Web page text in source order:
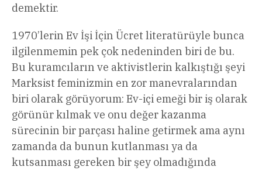
demektir.
1970’lerin Ev İşi İçin Ücret literatürüyle bunca
ilgilenmemin pek çok nedeninden biri de bu.
Bu kuramcıların ve aktivistlerin kalkıştığı şeyi
Marksist feminizmin en zor manevralarından
biri olarak görüyorum: Ev-içi emeği bir iş olarak
görünür kılmak ve onu değer kazanma
sürecinin bir parçası haline getirmek ama aynı
zamanda da bunun kutlanması ya da
kutsanması gereken bir şey olmadığında